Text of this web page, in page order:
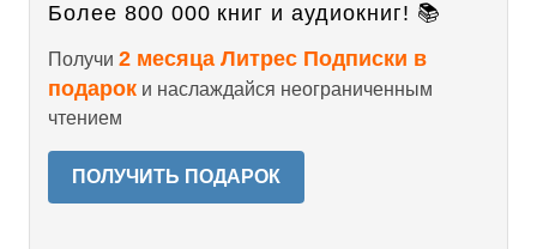
Более 800 000 книг и аудиокниг! 📚
Получи 2 месяца Литрес Подписки в
подарок и наслаждайся неограниченным
чтением
ПОЛУЧИТЬ ПОДАРОК